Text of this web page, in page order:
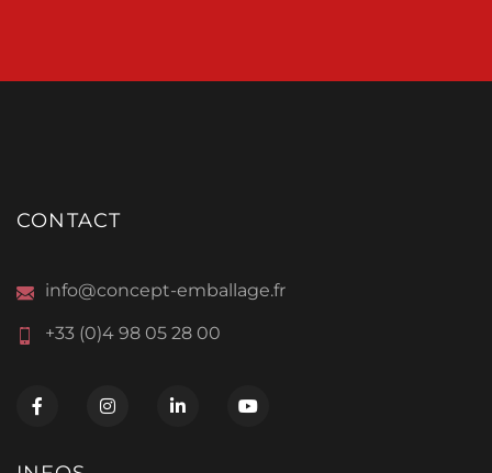
CONTACT
info@concept-emballage.fr
+33 (0)4 98 05 28 00